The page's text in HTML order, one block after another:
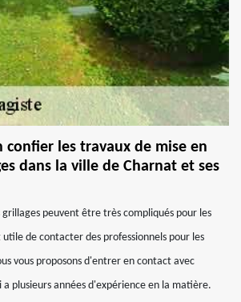
les travaux de mise en
dans la ville de Charnat et ses
grillages peuvent être très compliqués pour les
de contacter des professionnels pour les
vous proposons d'entrer en contact avec
a plusieurs années d'expérience en la matière.